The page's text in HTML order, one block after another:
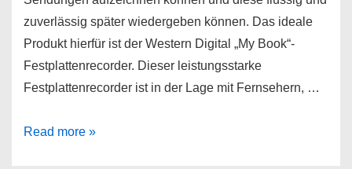
zuverlässig später wiedergeben können. Das ideale
Produkt hierfür ist der Western Digital „My Book“-
Festplattenrecorder. Dieser leistungsstarke
Festplattenrecorder ist in der Lage mit Fernsehern, …
Western
Read more »